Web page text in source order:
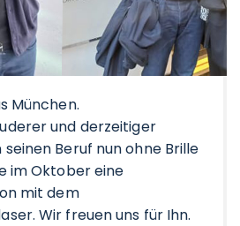
München.
und derzeitiger
Beruf nun ohne Brille
im Oktober eine
mit dem
Wir freuen uns für Ihn.